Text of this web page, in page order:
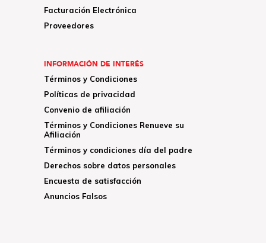
Facturación Electrónica
Proveedores
INFORMACIÓN DE INTERÉS
Términos y Condiciones
Políticas de privacidad
Convenio de afiliación
Términos y Condiciones Renueve su
Afiliación
Términos y condiciones día del padre
Derechos sobre datos personales
Encuesta de satisfacción
Anuncios Falsos